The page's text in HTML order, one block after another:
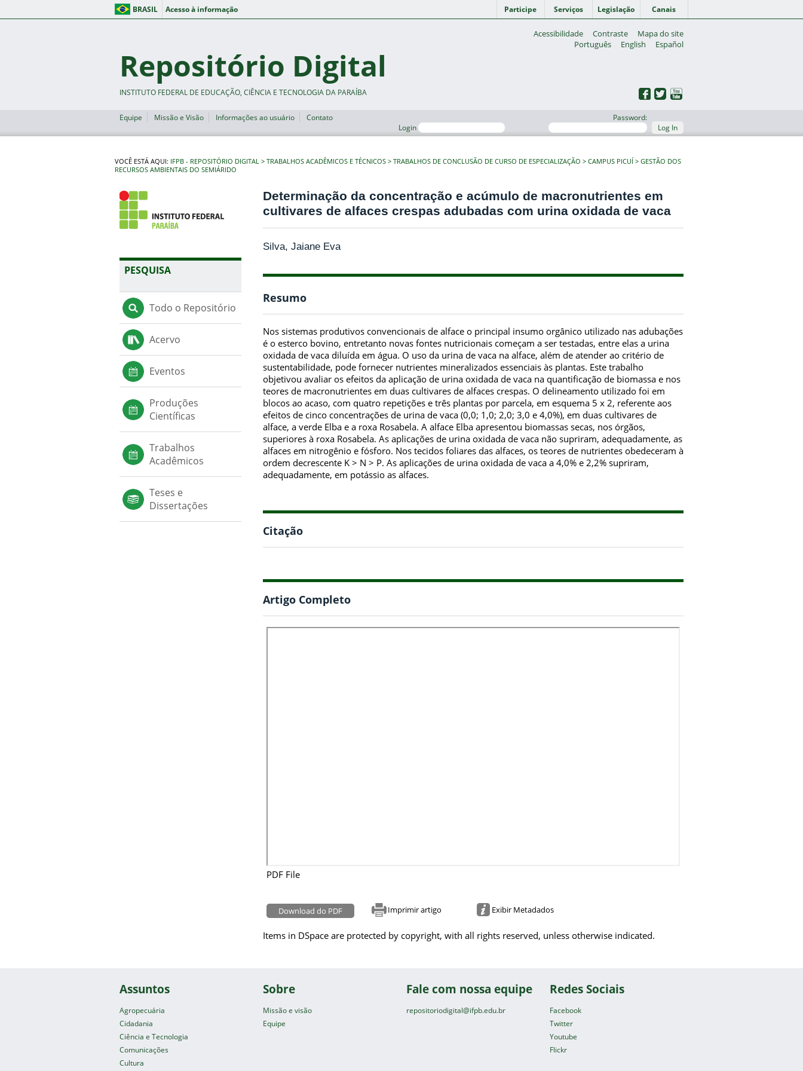
BRASIL Acesso à informação Participe Serviços Legislação Canais
Acessibilidade Contraste
Mapa do site
Português
English Español
Repositório Digital
INSTITUTO FEDERAL DE EDUCAÇÃO, CIÊNCIA E TECNOLOGIA DA PARAÍBA
Equipe Missão e Visão Informações ao usuário
Contato
Login
Password:
Log In
VOCÊ ESTÁ AQUI: IFPB - REPOSITÓRIO DIGITAL TRABALHOS ACADÊMICOS E TÉCNICOS TRABALHOS DE CONCLUSÃO DE CURSO DE ESPECIALIZAÇÃO CAMPUS PICUÍ
GESTÃO DOS
RECURSOS AMBIENTAIS DO SEMIÁRIDO
PESQUISA
Todo o Repositório
Acervo
Eventos
Produções
Científicas
Trabalhos
Acadêmicos
Teses e
Dissertações
Determinação da concentração e acúmulo de macronutrientes em
cultivares de alfaces crespas adubadas com urina oxidada de vaca
Silva, Jaiane Eva
Resumo
Nos sistemas produtivos convencionais de alface o principal insumo orgânico utilizado nas adubações
é o esterco bovino, entretanto novas fontes nutricionais começam a ser testadas, entre elas a urina
oxidada de vaca diluída em água. O uso da urina de vaca na alface, além de atender ao critério de
sustentabilidade, pode fornecer nutrientes mineralizados essenciais às plantas. Este trabalho
objetivou avaliar os efeitos da aplicação de urina oxidada de vaca na quantificação de biomassa e nos
teores de macronutrientes em duas cultivares de alfaces crespas. O delineamento utilizado foi em
blocos ao acaso, com quatro repetições e três plantas por parcela, em esquema 5 x 2, referente aos
efeitos de cinco concentrações de urina de vaca (0,0; 1,0; 2,0; 3,0 e 4,0%), em duas cultivares de
alface, a verde Elba e a roxa Rosabela. A alface Elba apresentou biomassas secas, nos órgãos,
superiores à roxa Rosabela. As aplicações de urina oxidada de vaca não supriram, adequadamente, as
alfaces em nitrogênio e fósforo. Nos tecidos foliares das alfaces, os teores de nutrientes obedeceram à
ordem decrescente K > N > P. As aplicações de urina oxidada de vaca a 4,0% e 2,2% supriram,
adequadamente, em potássio as alfaces.
Citação
Artigo Completo
PDF File
Download do PDF Imprimir artigo Exibir Metadados
Items in DSpace are protected by copyright, with all rights reserved, unless otherwise indicated.
Assuntos
Agropecuária
Cidadania
Ciência e Tecnologia
Comunicações
Cultura
Sobre
Missão e visão
Equipe
Fale com nossa equipe
repositoriodigital@ifpb.edu.br
Redes Sociais
Facebook
Twitter
Youtube
Flickr